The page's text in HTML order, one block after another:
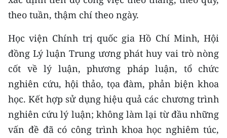
theo tuần, thậm chí theo ngày.
Học viện Chính trị quốc gia Hồ Chí Minh, Hội
đồng Lý luận Trung ương phát huy vai trò nòng
cốt về lý luận, phương pháp luận, tổ chức
nghiên cứu, hội thảo, tọa đàm, phản biện khoa
học. Kết hợp sử dụng hiệu quả các chương trình
nghiên cứu lý luận; không làm lại từ đầu những
vấn đề đã có công trình khoa học nghiêm túc,